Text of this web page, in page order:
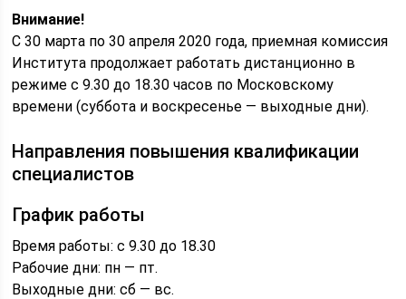
Внимание!
С 30 марта по 30 апреля 2020 года, приемная комиссия
Института продолжает работать дистанционно в
режиме с 9.30 до 18.30 часов по Московскому
времени (суббота и воскресенье — выходные дни).
Направления повышения квалификации
специалистов
График работы
Время работы: с 9.30 до 18.30
Рабочие дни: пн — пт.
Выходные дни: сб — вс.